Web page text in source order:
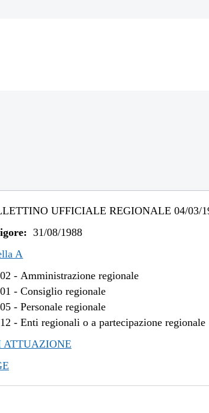
UFFICIALE REGIONALE 04/03/
31/08/1988
A
-Amministrazione regionale
-Consiglio regionale
-Personale regionale
-Enti regionali o a partecipazione regionale